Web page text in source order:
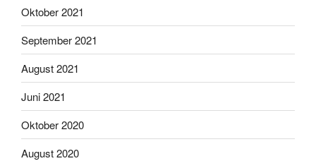
Oktober 2021
September 2021
August 2021
Juni 2021
Oktober 2020
August 2020